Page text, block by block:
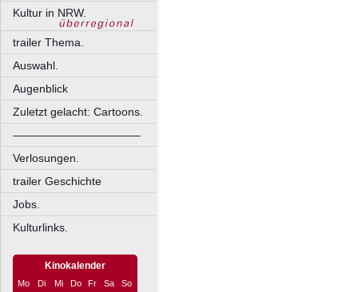
Kultur in NRW.
trailer Thema.
Auswahl.
Augenblick
Zuletzt gelacht: Cartoons.
––––––––––––––––––––
Verlosungen.
trailer Geschichte
Jobs.
Kulturlinks.
Kinokalender
Mo Di Mi Do Fr Sa
So